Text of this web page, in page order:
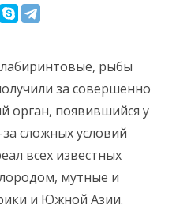
рыбы
за совершенно
орган, появившийся у
сложных условий
всех известных
мутные и
и Южной Азии.